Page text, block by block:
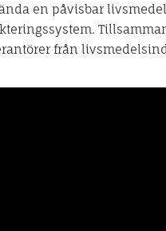
en påvisbar
från